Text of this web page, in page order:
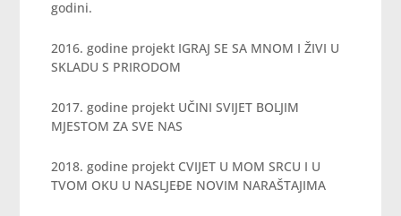
godini.
2016. godine projekt IGRAJ SE SA MNOM I ŽIVI U
SKLADU S PRIRODOM
2017. godine projekt UČINI SVIJET BOLJIM
MJESTOM ZA SVE NAS
2018. godine projekt CVIJET U MOM SRCU I U
TVOM OKU U NASLJEĐE NOVIM NARAŠTAJIMA